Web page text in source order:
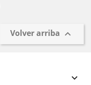
Volver arriba 
